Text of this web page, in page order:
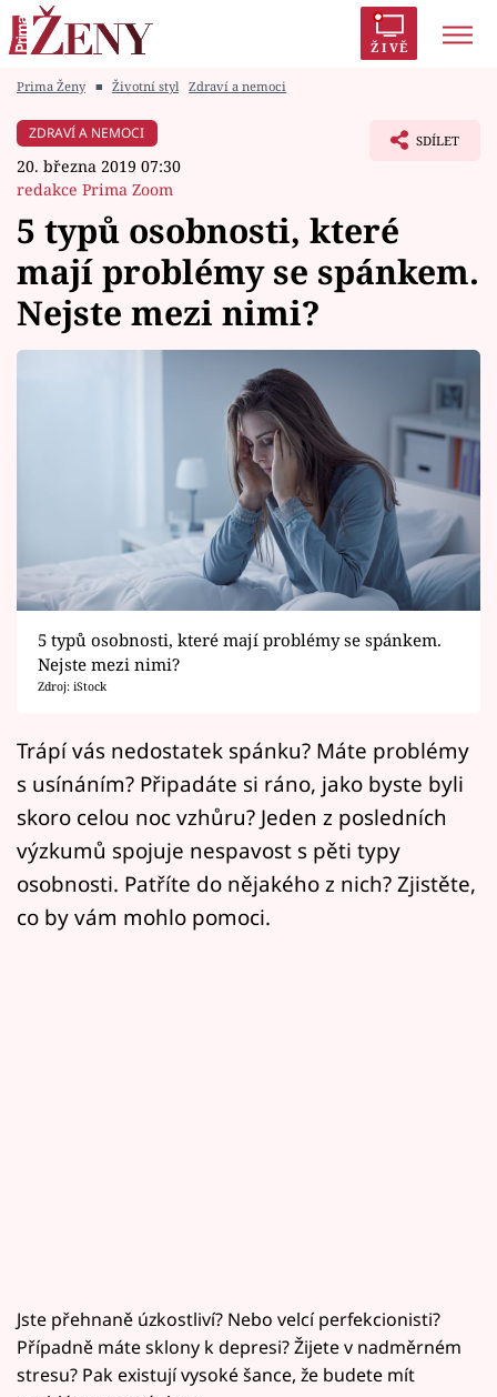
ŽIVĚ
Módní alarm
Zrádci
Témata
Celebrity
Sledujte prima+
Filmový festival Karlovy Vary
Pořady
Přihlášení
Sledujte nás
Prima Ženy ■ Životní styl Zdraví a nemoci
ZDRAVÍ A NEMOCI
20. března 2019 07:30
redakce Prima Zoom
SDÍLET
5 typů osobnosti, které
mají problémy se spánkem.
Nejste mezi nimi?
5 typů osobnosti, které mají problémy se spánkem.
Nejste mezi nimi?
Zdroj: iStock
Trápí vás nedostatek spánku? Máte problémy
s usínáním? Připadáte si ráno, jako byste byli
skoro celou noc vzhůru? Jeden z posledních
výzkumů spojuje nespavost s pěti typy
osobnosti. Patříte do nějakého z nich? Zjistěte,
co by vám mohlo pomoci.
Jste přehnaně úzkostliví? Nebo velcí perfekcionisti?
Případně máte sklony k depresi? Žijete v nadměrném
stresu? Pak existují vysoké šance, že budete mít